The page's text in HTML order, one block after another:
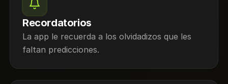
Recordatorios
La app le recuerda a los olvidadizos que les
faltan predicciones.